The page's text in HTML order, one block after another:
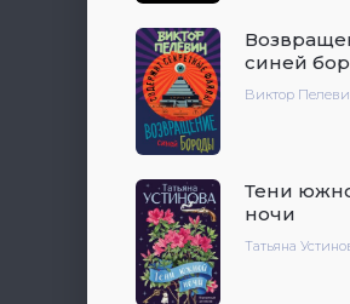
синей
Виктор
Тени
ночи
Татьяна